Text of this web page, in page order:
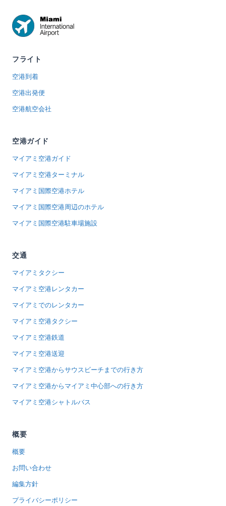
フライト
空港到着
空港出発便
空港航空会社
空港ガイド
マイアミ空港ガイド
マイアミ空港ターミナル
マイアミ国際空港ホテル
マイアミ国際空港周辺のホテル
マイアミ国際空港駐車場施設
交通
マイアミタクシー
マイアミ空港レンタカー
マイアミでのレンタカー
マイアミ空港タクシー
マイアミ空港鉄道
マイアミ空港送迎
マイアミ空港からサウスビーチまでの行き方
マイアミ空港からマイアミ中心部への行き方
マイアミ空港シャトルバス
概要
概要
お問い合わせ
編集方針
プライバシーポリシー